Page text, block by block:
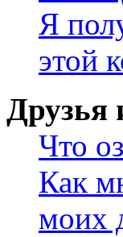
Я
этой
Друзья
Что
Как
моих